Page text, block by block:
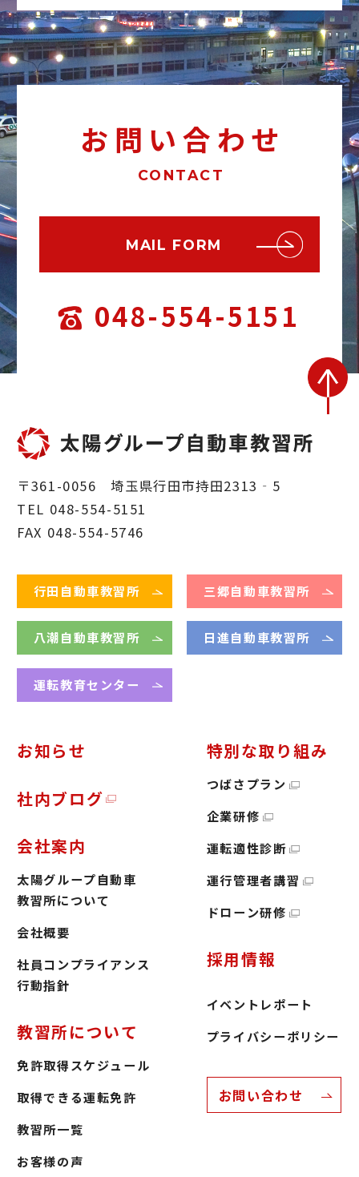
お問い合わせ
CONTACT
MAIL FORM
048-554-5151
〒361-0056 埼玉県行田市持田2313‐5
TEL 048-554-5151
FAX 048-554-5746
行田自動車教習所 三郷自動車教習所
八潮自動車教習所 日進自動車教習所
運転教育センター
お知らせ
社内ブログ
会社案内
太陽グループ自動車
教習所について
会社概要
社員コンプライアンス
行動指針
教習所について
免許取得スケジュール
取得できる運転免許
教習所一覧
お客様の声
特別な取り組み
つばさプラン
企業研修
運転適性診断
運行管理者講習
ドローン研修
採用情報
イベントレポート
プライバシーポリシー
お問い合わせ